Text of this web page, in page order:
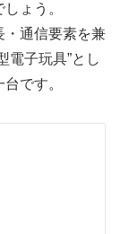
ょう。
・通信要素を兼
電子玩具”とし
です。